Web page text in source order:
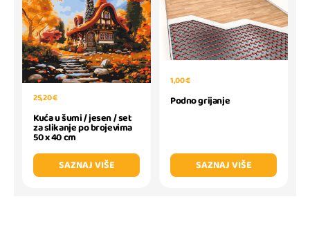
25,20 €
Kuća u šumi / jesen / set
za slikanje po brojevima
50 x 40 cm
SAZNAJ VIŠE
1,00 €
Podno grijanje
SAZNAJ VIŠE